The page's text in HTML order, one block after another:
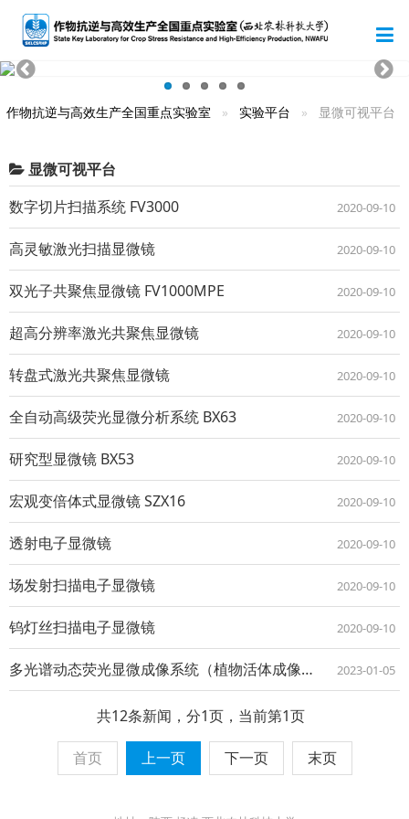
作物抗逆与高效生产全国重点实验室 实验平台 显微可视平台
显微可视平台
数字切片扫描系统 FV3000
2020-09-10
高灵敏激光扫描显微镜 2020-09-10
双光子共聚焦显微镜 FV1000MPE 2020-09-10
超高分辨率激光共聚焦显微镜 2020-09-10
转盘式激光共聚焦显微镜 2020-09-10
全自动高级荧光显微分析系统 BX63 2020-09-10
研究型显微镜 BX53 2020-09-10
宏观变倍体式显微镜 SZX16 2020-09-10
透射电子显微镜 2020-09-10
场发射扫描电子显微镜 2020-09-10
钨灯丝扫描电子显微镜 2020-09-10
多光谱动态荧光显微成像系统（植物活体成像仪） 2023-01-05
共12条新闻，分1页，当前第1页
首页 上一页 下一页 末页